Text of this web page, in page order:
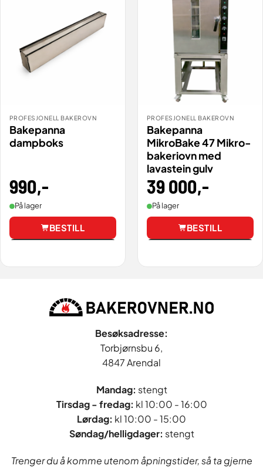
PROFESJONELL BAKEROVN
Bakepanna
dampboks
990,-
På lager
BESTILL
PROFESJONELL BAKEROVN
Bakepanna
MikroBake 47 Mikro-
bakeriovn med
lavastein gulv
39 000,-
På lager
BESTILL
Besøksadresse:
Torbjørnsbu 6,
4847 Arendal
Mandag: stengt
Tirsdag - fredag: kl 10:00 - 16:00
Lørdag: kl 10:00 - 15:00
Søndag/helligdager: stengt
Trenger du å komme utenom åpningstider, så ta gjerne